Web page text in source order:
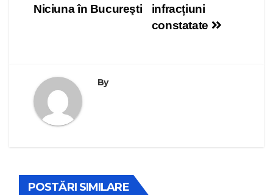
infracțiuni
constatate
Niciuna în Bucureşti
By
POSTĂRI SIMILARE